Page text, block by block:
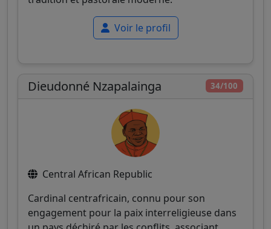
Voir le profil
34/100
Dieudonné Nzapalainga
Central African Republic
Cardinal centrafricain, connu pour son
engagement pour la paix interreligieuse dans